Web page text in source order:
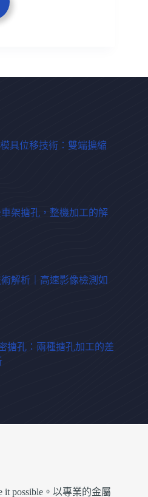
具位移技術：雙端擴縮
架搪孔，整機加工的解
解析｜高速影像檢測如
搪孔：兩種搪孔加工的差
it possible。以專業的金屬